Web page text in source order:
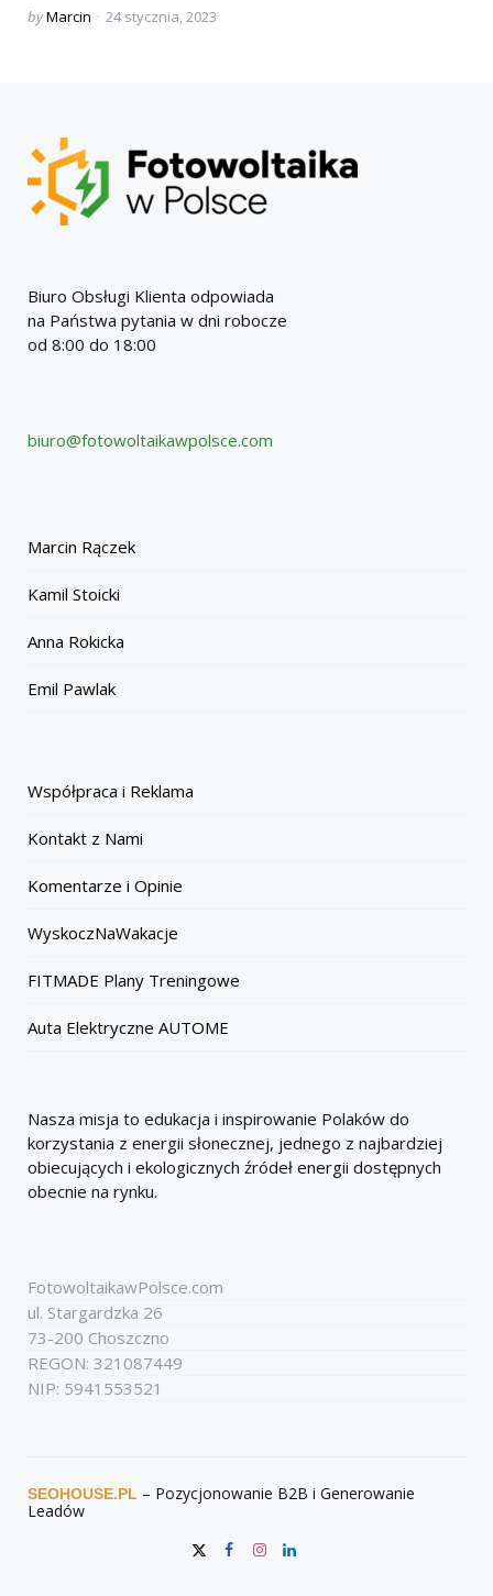
Posted
byMarcin 24 stycznia, 2023
Biuro Obsługi Klienta odpowiada
na Państwa pytania w dni robocze
od 8:00 do 18:00
biuro@fotowoltaikawpolsce.com
Marcin Rączek
Kamil Stoicki
Anna Rokicka
Emil Pawlak
Współpraca i Reklama
Kontakt z Nami
Komentarze i Opinie
WyskoczNaWakacje
FITMADE Plany Treningowe
Auta Elektryczne AUTOME
Nasza misja to edukacja i inspirowanie Polaków do
korzystania z energii słonecznej, jednego z najbardziej
obiecujących i ekologicznych źródeł energii dostępnych
obecnie na rynku.
FotowoltaikawPolsce.com
ul. Stargardzka 26
73-200 Choszczno
REGON: 321087449
NIP: 5941553521
SEOHOUSE.PL – Pozycjonowanie B2B i Generowanie
Leadów